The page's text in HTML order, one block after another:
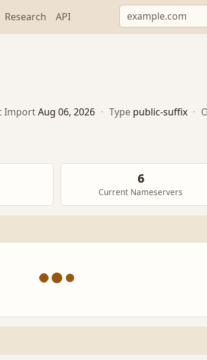
Research API
ImportAug 06, 2026 · Type public-suffix ·
6
Current Nameservers